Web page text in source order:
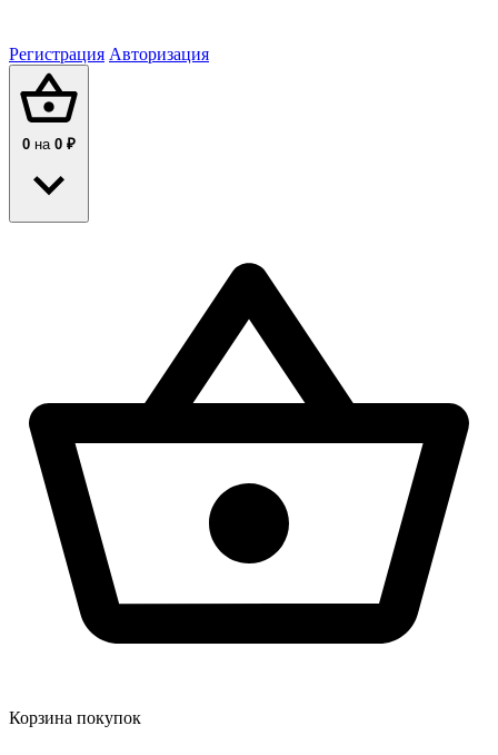
Регистрация Авторизация
0 на 0 ₽
Корзина покупок